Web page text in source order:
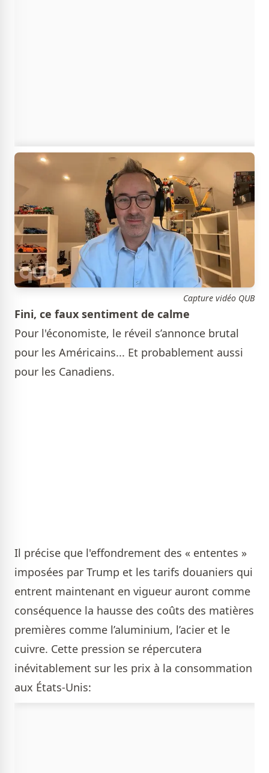
Capture vidéo QUB
Fini, ce faux sentiment de calme
Pour l'économiste, le réveil s’annonce brutal
pour les Américains... Et probablement aussi
pour les Canadiens.
Il précise que l'effondrement des « ententes »
imposées par Trump et les tarifs douaniers qui
entrent maintenant en vigueur auront comme
conséquence la hausse des coûts des matières
premières comme l’aluminium, l’acier et le
cuivre. Cette pression se répercutera
inévitablement sur les prix à la consommation
aux États-Unis: